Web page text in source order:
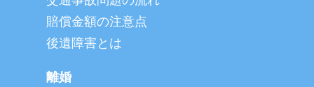
賠償金額の注意点
後遺障害とは
離婚